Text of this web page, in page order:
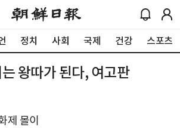
정치 사회 국제 건강 스포츠
왕따가 된다, 여고판
제 몰이